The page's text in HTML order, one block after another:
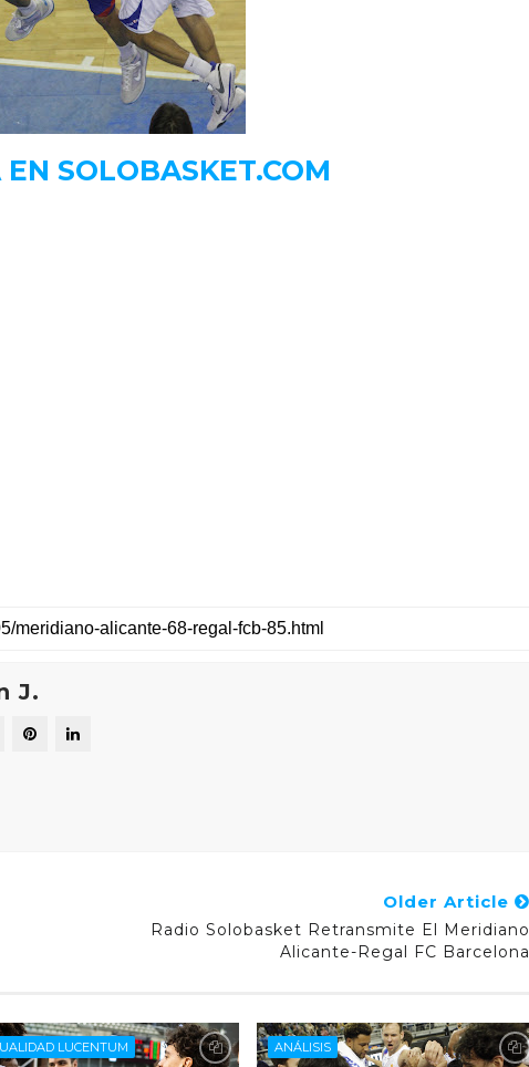
EN SOLOBASKET.COM
J.
Older Article
Radio Solobasket Retransmite El Meridiano
Alicante-Regal FC Barcelona
LUCENTUM ANÁLISIS